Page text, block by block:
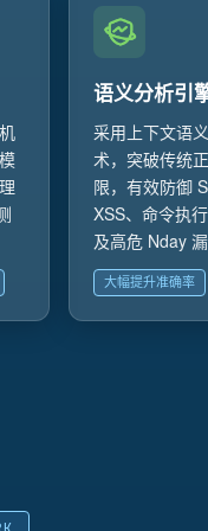
语义分析引
采用上下文语
术，突破传统
限，有效防御
XSS、命令执
及高危 Nday
大幅提升准确率